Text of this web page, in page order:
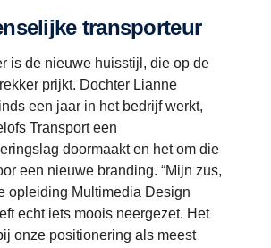
transporteur
is de nieuwe huisstijl, die op de
prijkt. Dochter Lianne
een jaar in het bedrijf werkt,
Transport een
doormaakt en het om die
een nieuwe branding. “Mijn zus,
opleiding Multimedia Design
echt iets moois neergezet. Het
onze positionering als meest